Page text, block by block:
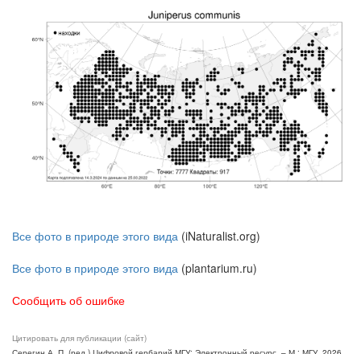
Все фото в природе этого вида (iNaturalist.org)
Все фото в природе этого вида (plantarium.ru)
Сообщить об ошибке
Цитировать для публикации (сайт)